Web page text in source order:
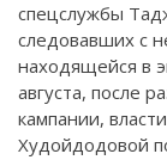
спецслужбы
следовавших с
находящейся в
августа, после
кампании,
Худойдодовой